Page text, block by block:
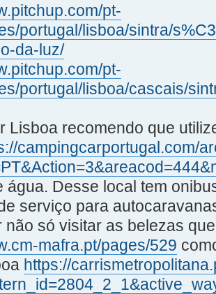
pt-
portugal/lisboa/sintra/
da-luz/
pt-
portugal/lisboa/cascais/
Lisboa recomendo que
campingcarportugal.com/
água. Desse local tem
serviço para
não só visitar as belezas
mafra.pt/pages/529
https://